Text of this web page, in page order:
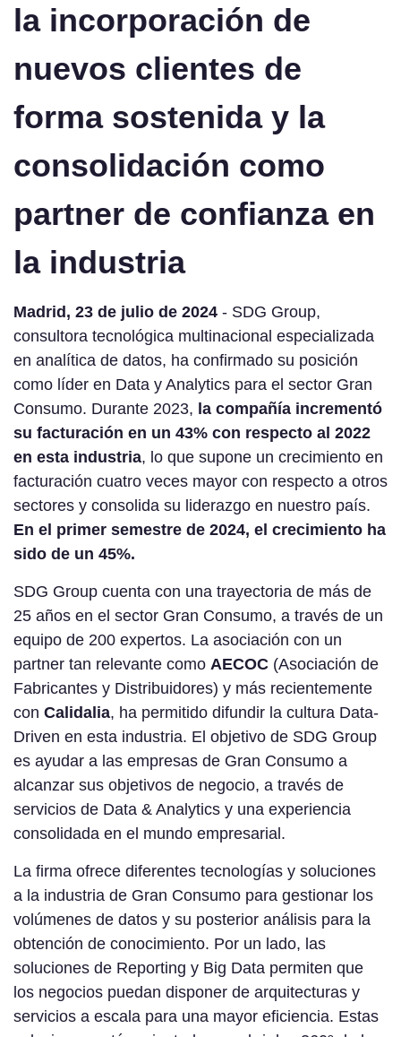
la incorporación de
nuevos clientes de
forma sostenida y la
consolidación como
partner de confianza en
la industria
Madrid, 23 de julio de 2024 - SDG Group,
consultora tecnológica multinacional especializada
en analítica de datos, ha confirmado su posición
como líder en Data y Analytics para el sector Gran
Consumo. Durante 2023, la compañía incrementó
su facturación en un 43% con respecto al 2022
en esta industria, lo que supone un crecimiento en
facturación cuatro veces mayor con respecto a otros
sectores y consolida su liderazgo en nuestro país.
En el primer semestre de 2024, el crecimiento ha
sido de un 45%.
SDG Group cuenta con una trayectoria de más de
25 años en el sector Gran Consumo, a través de un
equipo de 200 expertos. La asociación con un
partner tan relevante como AECOC (Asociación de
Fabricantes y Distribuidores) y más recientemente
con Calidalia, ha permitido difundir la cultura Data-
Driven en esta industria. El objetivo de SDG Group
es ayudar a las empresas de Gran Consumo a
alcanzar sus objetivos de negocio, a través de
servicios de Data & Analytics y una experiencia
consolidada en el mundo empresarial.
La firma ofrece diferentes tecnologías y soluciones
a la industria de Gran Consumo para gestionar los
volúmenes de datos y su posterior análisis para la
obtención de conocimiento. Por un lado, las
soluciones de Reporting y Big Data permiten que
los negocios puedan disponer de arquitecturas y
servicios a escala para una mayor eficiencia. Estas